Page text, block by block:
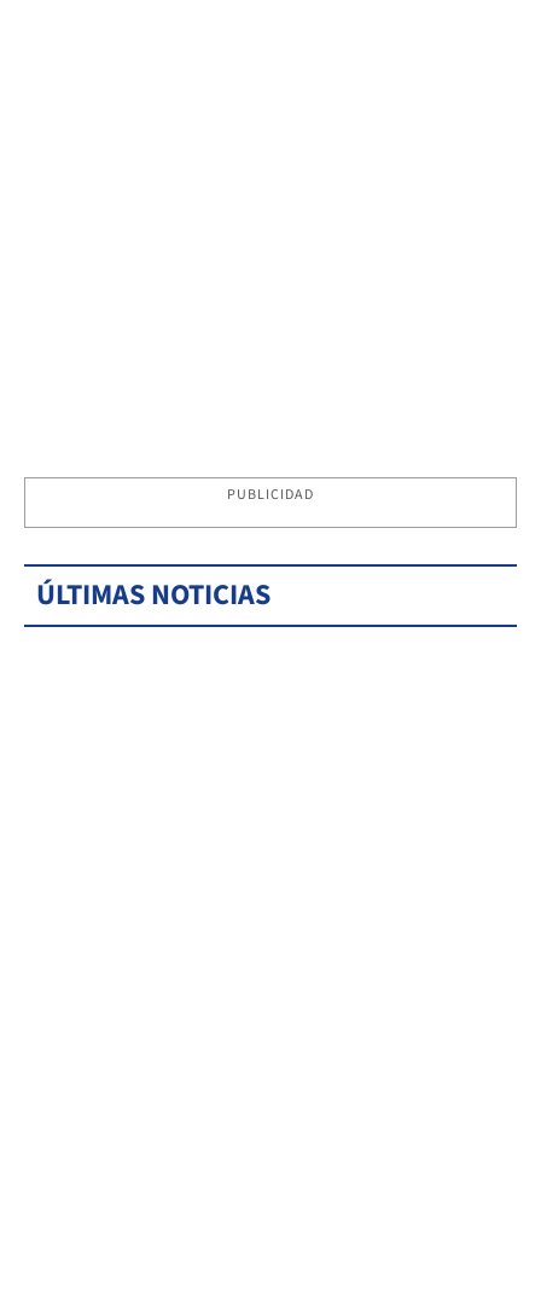
PUBLICIDAD
ÚLTIMAS NOTICIAS